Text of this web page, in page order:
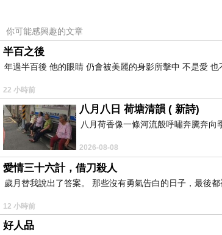
你可能感興趣的文章
半百之後
年過半百後 他的眼睛 仍會被美麗的身影所擊中 不是愛
22 小時前
八月八日 荷塘清韻 ( 新詩)
八月荷香像一條河流般呼嘯奔騰奔
2026-08-08
愛情三十六計，借刀殺人
歲月替我說出了答案。 那些沒有勇氣告白的日子，最後
12 小時前
好人品